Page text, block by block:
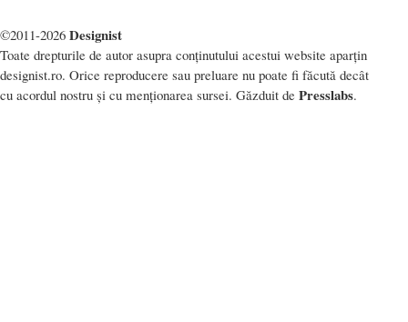
©2011-2026 Designist
Toate drepturile de autor asupra conținutului acestui website aparțin
designist.ro. Orice reproducere sau preluare nu poate fi făcută decât
cu acordul nostru și cu menționarea sursei. Găzduit de Presslabs.